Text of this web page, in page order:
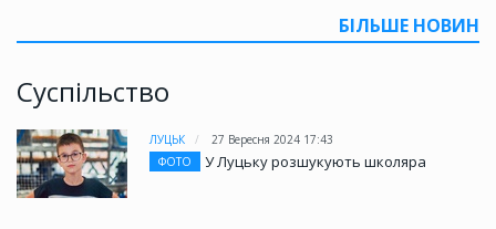
БІЛЬШЕ НОВИН
Суспільство
ЛУЦЬК
27 Вересня 2024 17:43
ФОТО
У Луцьку розшукують школяра